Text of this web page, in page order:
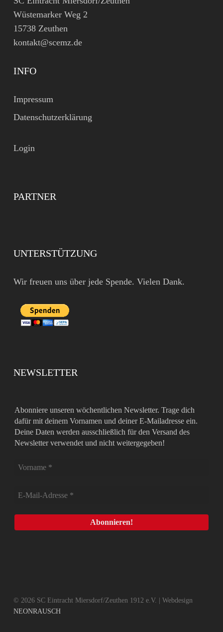
Wüstemarker Weg 2
15738 Zeuthen
kontakt@scemz.de
INFO
Impressum
Datenschutzerklärung
Login
PARTNER
UNTERSTÜTZUNG
Wir freuen uns über jede Spende. Vielen Dank.
NEWSLETTER
Abonniere unseren wöchentlichen Newsletter. Trage dich
dafür mit deinem Vornamen und deiner E-Mailadresse ein.
Deine Daten werden ausschließlich für den Versand des
Newsletter verwendet und nicht weitergegeben!
© 2026 SC Eintracht Miersdorf/Zeuthen 1912 e.V. | Webdesign
NEONRAUSCH